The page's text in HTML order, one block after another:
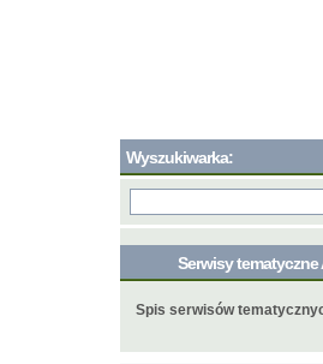
Wyszukiwarka:
Serwisy
Spis serwisów